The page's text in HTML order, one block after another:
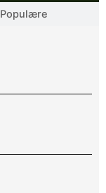
Populære